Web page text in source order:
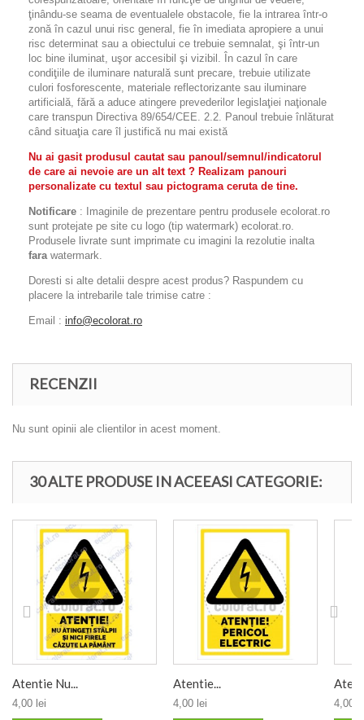
ţinându-se seama de eventualele obstacole, fie la intrarea într-o
zonă în cazul unui risc general, fie în imediata apropiere a unui
risc determinat sau a obiectului ce trebuie semnalat, şi într-un
loc bine iluminat, uşor accesibil şi vizibil. În cazul în care
condiţiile de iluminare naturală sunt precare, trebuie utilizate
culori fosforescente, materiale reflectorizante sau iluminare
artificială, fără a aduce atingere prevederilor legislaţiei naţionale
care transpun Directiva 89/654/CEE. 2.2. Panoul trebuie înlăturat
când situaţia care îl justifică nu mai există
Nu ai gasit produsul cautat sau panoul/semnul/indicatorul
de care ai nevoie are un alt text ? Realizam panouri
personalizate cu textul sau pictograma ceruta de tine.
Notificare : Imaginile de prezentare pentru produsele ecolorat.ro
sunt protejate pe site cu logo (tip watermark) ecolorat.ro.
Produsele livrate sunt imprimate cu imagini la rezolutie inalta
fara watermark.
Doresti si alte detalii despre acest produs? Raspundem cu
placere la intrebarile tale trimise catre :
Email : info@ecolorat.ro
RECENZII
Nu sunt opinii ale clientilor in acest moment.
30 ALTE PRODUSE IN ACEEASI CATEGORIE:
Atentie Nu...
4,00 lei
Atentie...
4,00 lei 4,00